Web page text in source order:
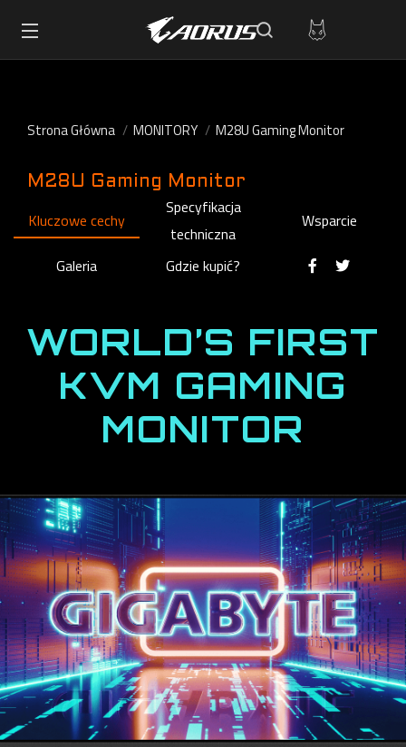
Strona Główna MONITORY M28U Gaming Monitor
M28U Gaming Monitor
Kluczowe cechy
Specyfikacja
techniczna
Wsparcie
Galeria Gdzie kupić?
WORLD’S FIRST
KVM GAMING
MONITOR